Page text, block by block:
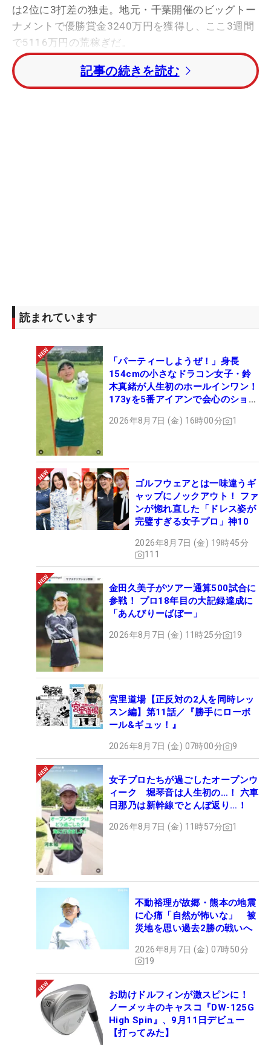
は2位に3打差の独走。地元・千葉開催のビッグトー
ナメントで優勝賞金3240万円を獲得し、ここ3週間
で5116万円の荒稼ぎだ。
【写真】決まった！ 成田美寿々＆青木瀬玲奈のカッ
コいいポーズ
のティショット、パー5のセカンドショットと多岐
にわたって使用した。
「かなりティショットで使いました。3Wだと突き
抜ける、3Uだとちょっと距離が残る。そんなホール
でけっこう5Wを使いました。5Wはこれまではあま
り状態がよくなかったのですが、練習して安心して
振っていけました」
前半だけでも1番のセカンド（バーディ奪取）、2番
のティショット（パー）、5番のティショット（バ
ーディ奪取）、7番のティショット（パー）と、こ
の日は何度も5Wを使ってスコアに結びつけた。ロ
ッディオの担当者によると、「弊社のFWはプレーヤ
ーに最適な複数のソールバリエーションが選べます
が、成田プロはRソール、抜けがいい下駄のような
形状のソールです」とのことだ。
成田美寿々のクラブセッティング（WITB＝Whats
in the Bag）】
1W：PXGD811 ドライバー（9°、ディアマナ
X/X/47.25インチ）
3,5W：スポーツライフプラネッツ
4,5U：PXG0317X
6I〜W：PXG0311
A,SW：PXG0311（50,56,60°）
スコッティキャメロンニューポート2 GSS ビ
BALL：スリクソンZ-STAR XV
記事の続きを読む
読まれています
「パーティーしようぜ！」身長
154cmの小さなドラコン女子・鈴
木真緒が人生初のホールインワン！
173yを5番アイアンで会心のショッ
2026年8月7日 (金) 16時00分 1
ゴルフウェアとは一味違うギ
ャップにノックアウト！ ファ
ンが惚れ直した「ドレス姿が
完璧すぎる女子プロ」神10
2026年8月7日 (金) 19時45分
111
金田久美子がツアー通算500試合に
参戦！ プロ18年目の大記録達成に
「あんびりーばぼー」
2026年8月7日 (金) 11時25分 19
宮里道場【正反対の2人を同時レッ
スン編】第11話／『勝手にローボ
ール&ギュッ！』
2026年8月7日 (金) 07時00分 9
女子プロたちが過ごしたオープンウ
ィーク 堀琴音は人生初の…！ 六車
日那乃は新幹線でとんぼ返り…！
2026年8月7日 (金) 11時57分 1
不動裕理が故郷・熊本の地震
に心痛「自然が怖いな」 被
災地を思い過去2勝の戦いへ
2026年8月7日 (金) 07時50分
19
お助けドルフィンが激スピンに！
ノーメッキのキャスコ『DW-125G
High Spin』、9月11日デビュー
【打ってみた】